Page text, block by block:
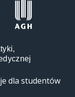
dla studentów